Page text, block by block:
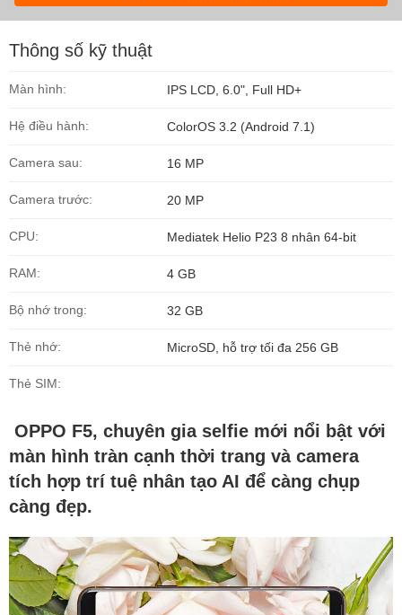
Thông số kỹ thuật
Màn hình: IPS LCD, 6.0", Full HD+
Hệ điều hành: ColorOS 3.2 (Android 7.1)
Camera sau: 16 MP
Camera trước: 20 MP
CPU: Mediatek Helio P23 8 nhân 64-bit
RAM: 4 GB
Bộ nhớ trong: 32 GB
Thẻ nhớ: MicroSD, hỗ trợ tối đa 256 GB
Thẻ SIM:
OPPO F5, chuyên gia selfie mới nổi bật với
màn hình tràn cạnh thời trang và camera
tích hợp trí tuệ nhân tạo AI để càng chụp
càng đẹp.